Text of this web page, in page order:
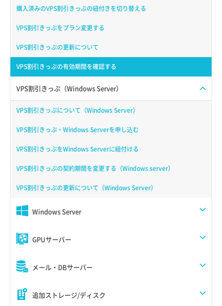
購入済みのVPS割引きっぷの紐付きを切り替える
VPS割引きっぷをプラン変更する
VPS割引きっぷの更新について
VPS割引きっぷの有効期間を確認する
VPS割引きっぷ（Windows Server）
VPS割引きっぷについて（Windows Server）
VPS割引きっぷ・Windows Serverを申し込む
VPS割引きっぷをWindows Serverに紐付ける
VPS割引きっぷの契約期間を変更する（Windows server）
VPS割引きっぷの更新について（Windows Server）
Windows Server
GPUサーバー
メール・DBサーバー
追加ストレージ/ディスク